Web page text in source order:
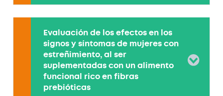
Evaluación de los efectos en los
signos y síntomas de mujeres con
estreñimiento, al ser
suplementadas con un alimento
funcional rico en fibras
prebióticas